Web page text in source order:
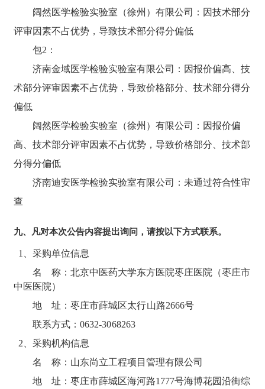
阔然医学检验实验室（徐州）有限公司：因技术部分
评审因素不占优势，导致技术部分得分偏低
包2：
济南金域医学检验实验室有限公司：因报价偏高、技
术部分评审因素不占优势，导致价格部分、技术部分得分
偏低
阔然医学检验实验室（徐州）有限公司：因报价偏
高、技术部分评审因素不占优势，导致价格部分、技术部
分得分偏低
济南迪安医学检验实验室有限公司：未通过符合性审
查
九、凡对本次公告内容提出询问，请按以下方式联系。
1、采购单位信息
名 称：北京中医药大学东方医院枣庄医院（枣庄市
中医医院）
地 址： 枣庄市薛城区太行山路2666号
联系方式： 0632-3068263
2、采购机构信息
名 称：山东尚立工程项目管理有限公司
地 址：枣庄市薛城区海河路1777号海博花园沿街综